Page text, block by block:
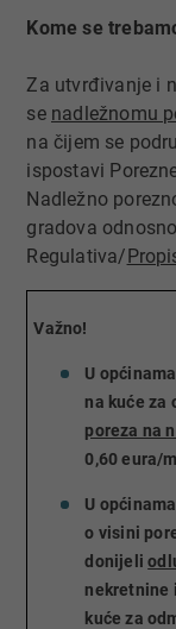
Kome s​e
Za utvrđivanje i
se nadležnomu
na čijem se
ispostavi
Nadležno
gradova
Regulativa/
Važno!
U
na kuće za
poreza na
0,60 eura/m
U
o visini
donijeli
nekretnine
kuće za